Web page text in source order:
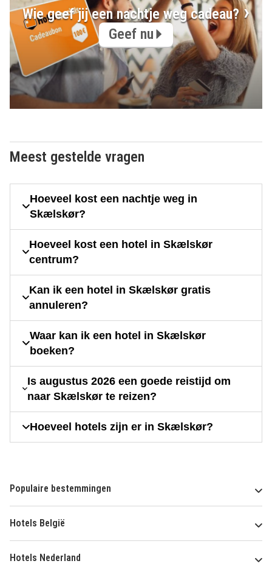
Wie geef jij een nachtje weg cadeau?
Geef nu
Meest gestelde vragen
Hoeveel kost een nachtje weg in
Skælskør?
Hoeveel kost een hotel in Skælskør
centrum?
Kan ik een hotel in Skælskør gratis
annuleren?
Waar kan ik een hotel in Skælskør
boeken?
Is augustus 2026 een goede reistijd om
naar Skælskør te reizen?
Hoeveel hotels zijn er in Skælskør?
Populaire bestemmingen
Hotels België
Hotels Nederland